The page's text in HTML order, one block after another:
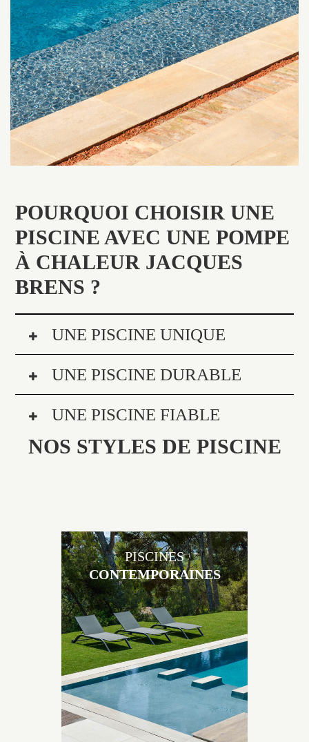
POURQUOI CHOISIR UNE
PISCINE AVEC UNE POMPE
À CHALEUR JACQUES
BRENS ?
UNE PISCINE UNIQUE
UNE PISCINE DURABLE
UNE PISCINE FIABLE
NOS STYLES DE PISCINE
Les piscines en béton contemporaines Jacques
Brens sont uniques grâce au large choix de
matériaux et de revêtements et les nombreuses
options disponibles, miroir, couloir de nage, plage
immergée, débordement.
PISCINES
CONTEMPORAINES